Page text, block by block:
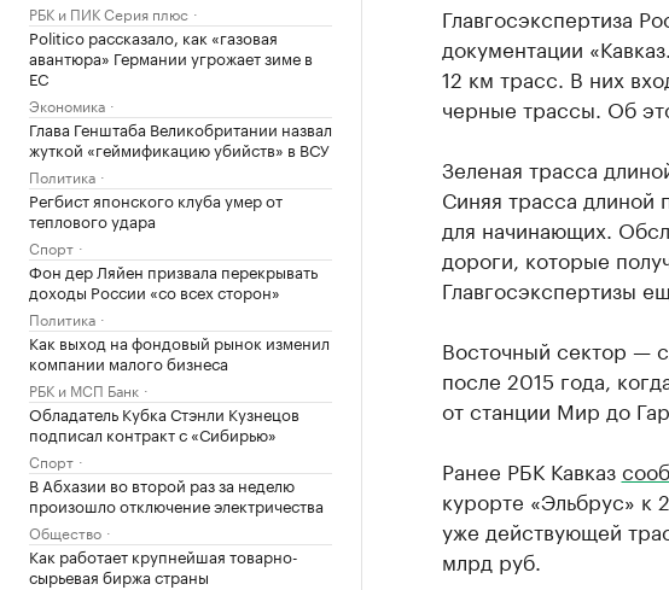
РБК и ПИК Серия плюс
Politico рассказало, как «газовая
авантюра» Германии угрожает зиме в
ЕС
Экономика
Глава Генштаба Великобритании назвал
жуткой «геймификацию убийств» в ВСУ
Политика
Регбист японского клуба умер от
теплового удара
Спорт
Фон дер Ляйен призвала перекрывать
доходы России «со всех сторон»
Политика
Как выход на фондовый рынок изменил
компании малого бизнеса
РБК и МСП Банк
Обладатель Кубка Стэнли Кузнецов
подписал контракт с «Сибирью»
Спорт
В Абхазии во второй раз за неделю
произошло отключение электричества
Общество
Как работает крупнейшая товарно-
сырьевая биржа страны
Главгосэкспертиза
документации
12 км трасс. В них
черные трассы. Об
Зеленая трасса
Синяя трасса
для начинающих.
дороги, которые
Главгосэкспертизы
Восточный сектор —
после 2015 года,
от станции Мир до
Ранее РБК Кавказ
курорте «Эльбрус» к
уже действующей
млрд руб.